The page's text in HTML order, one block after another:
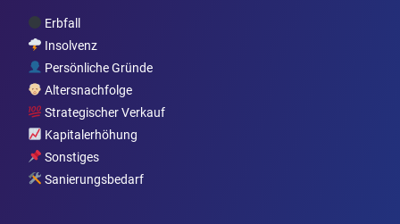
Erbfall
Insolvenz
Persönliche Gründe
Altersnachfolge
Strategischer Verkauf
Kapitalerhöhung
Sonstiges
Sanierungsbedarf